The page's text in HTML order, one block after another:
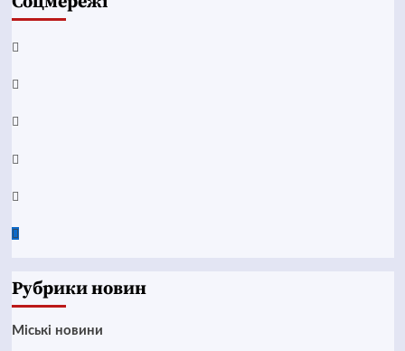
Facebook
YouTube
Telegram
Instagram
Twitter
Google
Рубрики новин
Mіські новини